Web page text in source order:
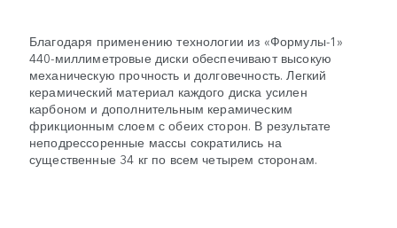
Благодаря применению технологии из «Формулы-1»
440-миллиметровые диски обеспечивают высокую
механическую прочность и долговечность. Легкий
керамический материал каждого диска усилен
карбоном и дополнительным керамическим
фрикционным слоем с обеих сторон. В результате
неподрессоренные массы сократились на
существенные 34 кг по всем четырем сторонам.